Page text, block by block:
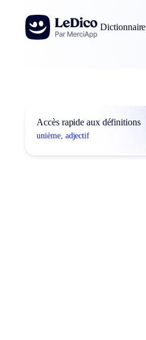
Aller au contenu
Dictionnaire
Accès rapide aux définitions
unième, adjectif